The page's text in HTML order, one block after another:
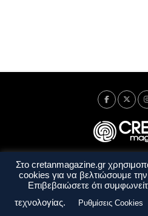
Ταυτότητα Πολιτική
Όροι και
Στο cretanmagazine.gr
cookies για να βελτιώσουμε
Επιβεβαιώσετε ότι
τεχνολογίας.
Ρυθμίσεις Cookies